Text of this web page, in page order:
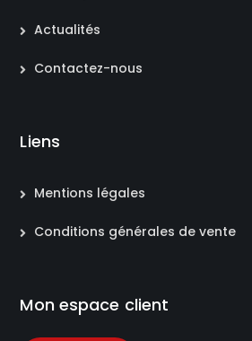
Actualités
Contactez-nous
Liens
Mentions légales
Conditions générales de vente
Mon espace client